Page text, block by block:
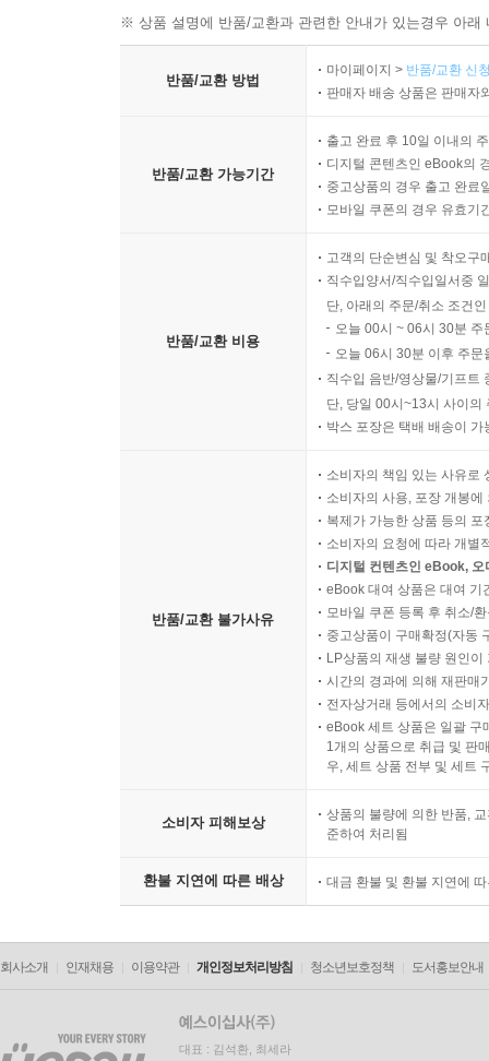
양호했다.
앞으로 10년 내지 15년 뒤에는 성체줄기세포 치
것이다. 성체줄기세포 치료는 점차 값비싼 외과
짧아질 것이다. 따라서 성체줄기세포 치료와 관
한국의 바이오기업 알앤엘바이오는 알앤엘조인
하고 있다. 성체줄기세포 치료는 질병을 치료할
관련된 상품을 생산하는 바이오기업은 크게 성장
일으킨다는 내용도 소개하고 있다.
상업우주비행과 카터콥터, 자동차가 날아다니고
이제까지 NASA가 독점해왔던 우주 분야에 최
종류의 서비스를 민간기업에 맡기고 있다. 화물
스페이스십2는 2명의 조종사와 6명의 승객을
것이다. 민간기업은 정부가 해오던 일들을 저렴
한편, 집에서 목적지까지 꽉 막힌 도로 위를 자가
시대가 열리려면 다음과 같은 필요조건을 충족
항공교통 관제시스템, 안전한 자가용 비행기를
있도록 하는 자동화된 비행 시스템, 높은 연비의
이러한 필요조건들을 감안한다면 현재 개발 중
기술을 활용해 헬리콥터와 자이로콥터, 비행
프로펠러의 힘을 받아 시간당 100마일의 속도에
자이로콥터보다 훨씬 빠른 속도이다. 뿐만 아니
지상으로 느리게 안착할 수도 있다. 또한 카터콥
※ 상품 설명에 반품/교환과 관련한 안내가 있는경우 아
반품/교환 방법
마이페이지 > 반품/교환 신
판매자 배송 상품은 판매자
반품/교환 가능기간
출고 완료 후 10일 이내의
디지털 콘텐츠인 eBook의
중고상품의 경우 출고 완료
모바일 쿠폰의 경우 유효기
반품/교환 비용
고객의 단순변심 및 착오구
직수입양서/직수입일서중
단, 아래의 주문/취소 조건
오늘 00시 ~ 06시 30분
오늘 06시 30분 이후 주
직수입 음반/영상물/기프트
단, 당일 00시~13시 사이의
박스 포장은 택배 배송이
반품/교환 불가사유
소비자의 책임 있는 사유로
소비자의 사용, 포장 개봉
복제가 가능한 상품 등의
소비자의 요청에 따라 개별
디지털 컨텐츠인 eBook,
eBook 대여 상품은 대여 기
모바일 쿠폰 등록 후 취소/
중고상품이 구매확정(자동
LP상품의 재생 불량 원인
시간의 경과에 의해 재판매
전자상거래 등에서의 소비
eBook 세트 상품은 일괄 구
1개의 상품으로 취급 및 판
우, 세트 상품 전부 및 세트
소비자 피해보상
상품의 불량에 의한 반품,
준하여 처리됨
환불 지연에 따른 배상 대금 환불 및 환불 지연에
회사소개 인재채용 이용약관 개인정보처리방침 청소년보호정책 도서홍보안내
대표 : 김석환, 최세라